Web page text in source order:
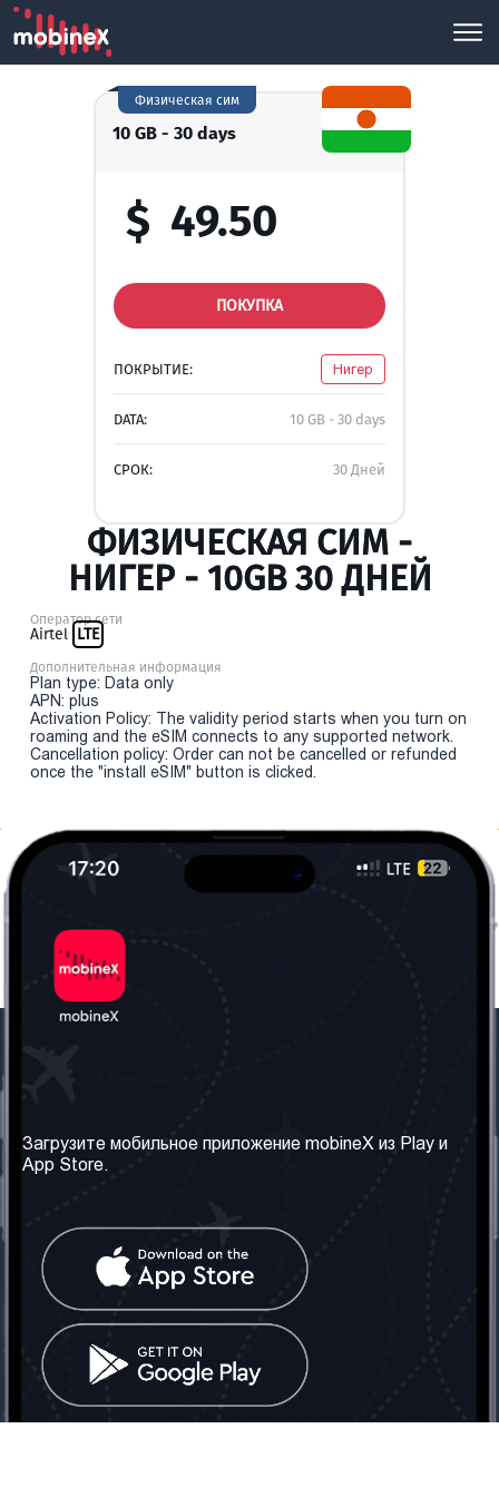
10 GB - 30 days
Физическая сим
$ 49.50
ПОКУПКА
ПОКРЫТИЕ: Нигер
DATA: 10 GB - 30 days
СРОК: 30 Дней
ФИЗИЧЕСКАЯ СИМ -
НИГЕР - 10GB 30 ДНЕЙ
Оператор сети
Airtel LTE
Дополнительная информация
Plan type: Data only
APN: plus
Activation Policy: The validity period starts when you turn on
roaming and the eSIM connects to any supported network.
Cancellation policy: Order can not be cancelled or refunded
once the "install eSIM" button is clicked.
Наши сервисы
Правила и Условия
Часто задаваемые
вопросы
Контакт
Грузия: Тбилиси
Телефон: +442030340050
Email:info@mobinex.com
Социальные сети
Загрузите мобильное приложение mobineX из Play и
App Store.